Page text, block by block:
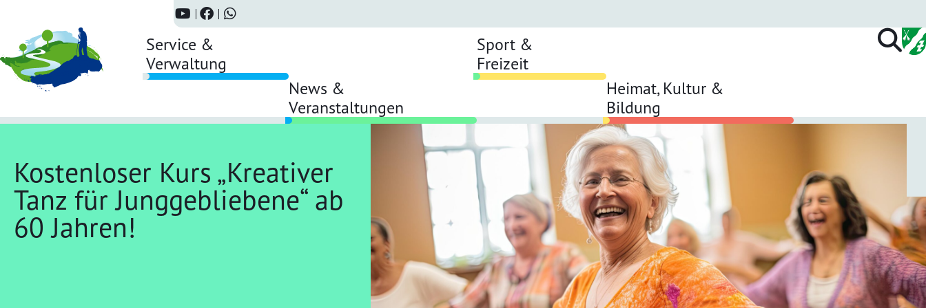
Service &
Verwaltung
News &
Veranstaltungen
Sport &
Freizeit
Heimat, Kultur &
Bildung
Kostenloser Kurs „Kreativer
Tanz für Junggebliebene“ ab
60 Jahren!